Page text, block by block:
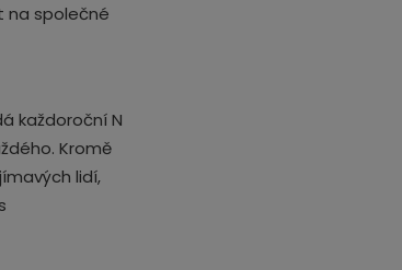
na společné
každoroční N
Kromě
lidí,